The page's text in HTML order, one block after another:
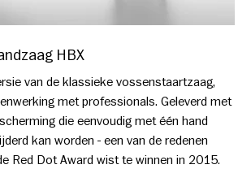
HBX
van de klassieke vossenstaartzaag,
met professionals. Geleverd met
die eenvoudig met één hand
kan worden - een van de redenen
Red Dot Award wist te winnen in 2015.